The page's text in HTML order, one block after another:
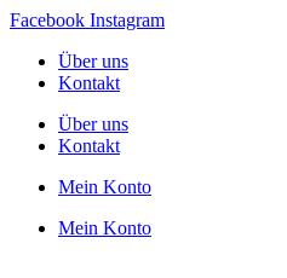
Zum
wechseln
Facebook Instagram
Über uns
Kontakt
Über uns
Kontakt
Mein Konto
Mein Konto